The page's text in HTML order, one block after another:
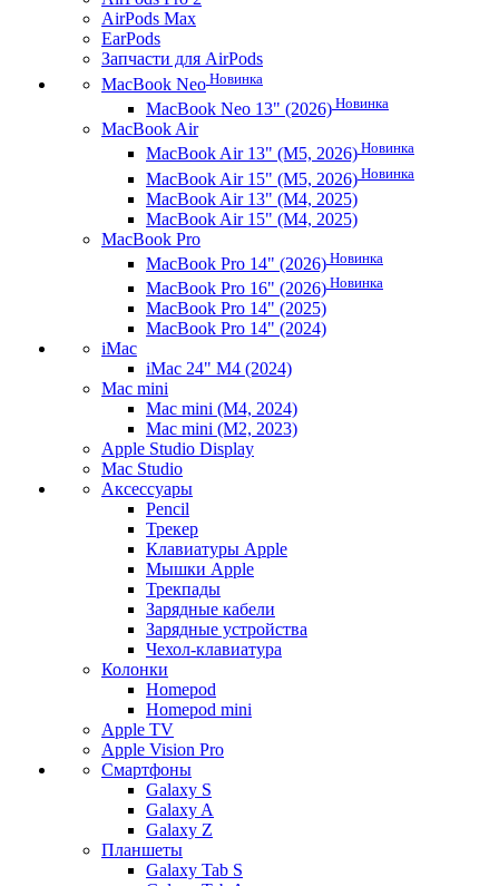
AirPods Max
EarPods
Запчасти для AirPods
MacBook Neo Новинка
MacBook Neo 13" (2026) Новинка
MacBook Air
MacBook Air 13" (M5, 2026) Новинка
MacBook Air 15" (M5, 2026) Новинка
MacBook Air 13" (M4, 2025)
MacBook Air 15" (M4, 2025)
MacBook Pro
MacBook Pro 14" (2026) Новинка
MacBook Pro 16" (2026) Новинка
MacBook Pro 14" (2025)
MacBook Pro 14" (2024)
iMac
iMac 24" M4 (2024)
Mac mini
Mac mini (M4, 2024)
Mac mini (M2, 2023)
Apple Studio Display
Mac Studio
Аксессуары
Pencil
Трекер
Клавиатуры Apple
Мышки Apple
Трекпады
Зарядные кабели
Зарядные устройства
Чехол-клавиатура
Колонки
Homepod
Homepod mini
Apple TV
Apple Vision Pro
Смартфоны
Galaxy S
Galaxy A
Galaxy Z
Планшеты
Galaxy Tab S